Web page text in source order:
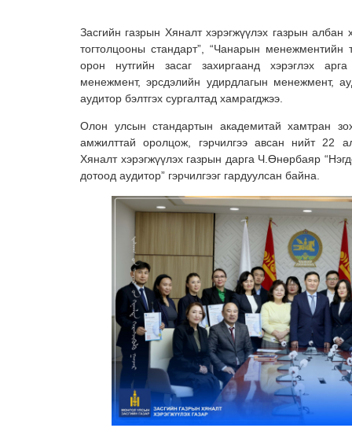
Засгийн газрын Хяналт хэрэгжүүлэх газрын албан
тогтолцооны стандарт”, “Чанарын менежментийн
орон нутгийн засаг захиргаанд хэрэглэх
менежмент, эрсдэлийн удирдлагын менежмент,
аудитор бэлтгэх сургалтад хамрагджээ.
Олон улсын стандартын академитай хамтран
амжилттай оролцож, гэрчилгээ авсан нийт 22
Хяналт хэрэгжүүлэх газрын дарга Ч.Өнөрбаяр
дотоод аудитор” гэрчилгээг гардуулсан байна.